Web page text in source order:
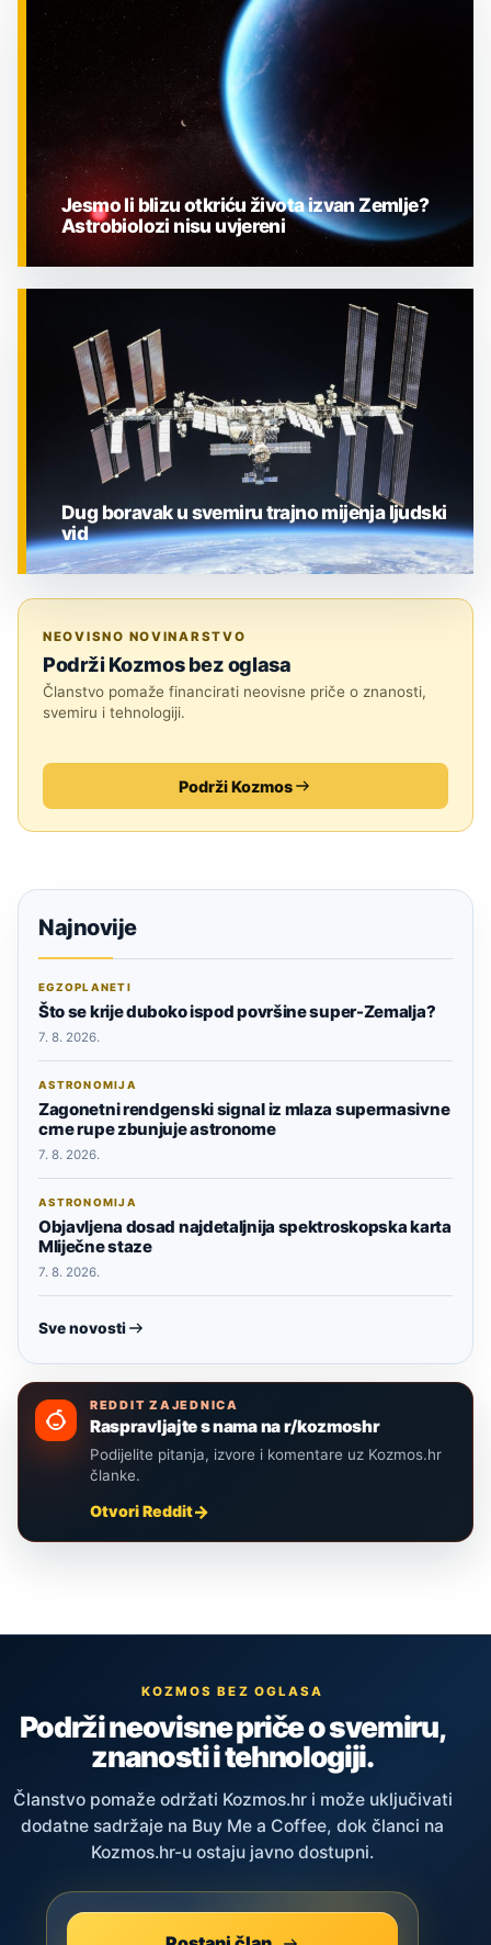
Jesmo li blizu otkriću života izvan Zemlje?
Astrobiolozi nisu uvjereni
Dug boravak u svemiru trajno mijenja ljudski
vid
NEOVISNO NOVINARSTVO
Podrži Kozmos bez oglasa
Članstvo pomaže financirati neovisne priče o znanosti,
svemiru i tehnologiji.
Podrži Kozmos
Najnovije
EGZOPLANETI
Što se krije duboko ispod površine super-Zemalja?
7. 8. 2026.
ASTRONOMIJA
Zagonetni rendgenski signal iz mlaza supermasivne
crne rupe zbunjuje astronome
7. 8. 2026.
ASTRONOMIJA
Objavljena dosad najdetaljnija spektroskopska karta
Mliječne staze
7. 8. 2026.
Sve novosti
REDDIT ZAJEDNICA
Raspravljajte s nama na r/kozmoshr
Podijelite pitanja, izvore i komentare uz Kozmos.hr
članke.
Otvori Reddit
KOZMOS BEZ OGLASA
Podrži neovisne priče o svemiru,
znanosti i tehnologiji.
Članstvo pomaže održati Kozmos.hr i može uključivati
dodatne sadržaje na Buy Me a Coffee, dok članci na
Kozmos.hr-u ostaju javno dostupni.